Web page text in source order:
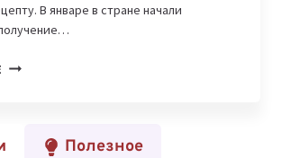
В январе в стране начали
КАЗАХСТАНЦЫ
ЛЕКАРСТВАПолезное